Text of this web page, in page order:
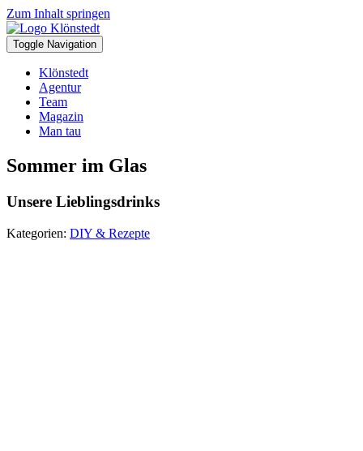
Zum Inhalt springen
Toggle Navigation
Klönstedt
Agentur
Team
Magazin
Man tau
Sommer im Glas
Unsere Lieblingsdrinks
Kategorien: DIY & Rezepte